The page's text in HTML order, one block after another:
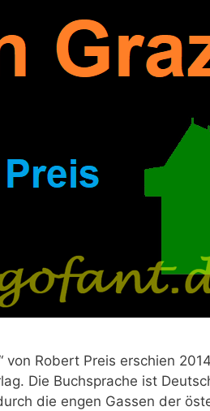
von Robert Preis erschien
Die Buchsprache ist
die engen Gassen der